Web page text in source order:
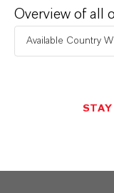
Overview of all
Available Country
STAY